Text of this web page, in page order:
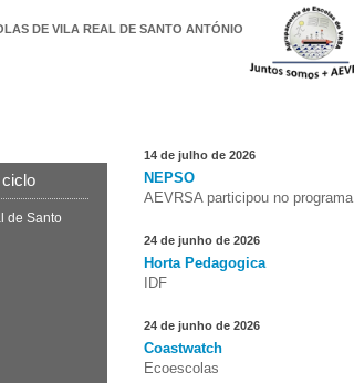
DE VILA REAL DE SANTO ANTÓNIO
de Santo
14 de julho de 2026
NEPSO
AEVRSA participou no programa
24 de junho de 2026
Horta Pedagogica
IDF
24 de junho de 2026
Coastwatch
Ecoescolas